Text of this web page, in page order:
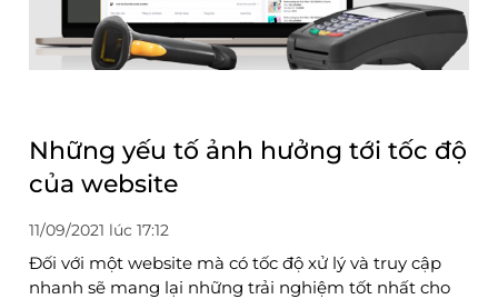
Những yếu tố ảnh hưởng tới tốc độ
của website
11/09/2021 lúc 17:12
Đối với một website mà có tốc độ xử lý và truy cập
nhanh sẽ mang lại những trải nghiệm tốt nhất cho